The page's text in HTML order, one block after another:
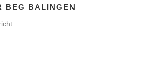
BEG BALINGEN